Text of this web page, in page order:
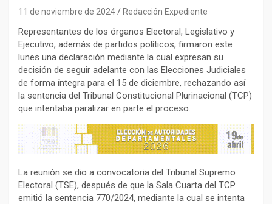
11 de noviembre de 2024 Redacción Expediente
Representantes de los órganos Electoral, Legislativo y
Ejecutivo, además de partidos políticos, firmaron este
lunes una declaración mediante la cual expresan su
decisión de seguir adelante con las Elecciones Judiciales
de forma íntegra para el 15 de diciembre, rechazando así
la sentencia del Tribunal Constitucional Plurinacional (TCP)
que intentaba paralizar en parte el proceso.
La reunión se dio a convocatoria del Tribunal Supremo
Electoral (TSE), después de que la Sala Cuarta del TCP
emitió la sentencia 770/2024, mediante la cual se intenta